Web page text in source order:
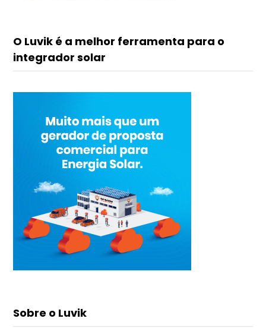
O Luvik é a melhor ferramenta para o
integrador solar
Sobre o Luvik